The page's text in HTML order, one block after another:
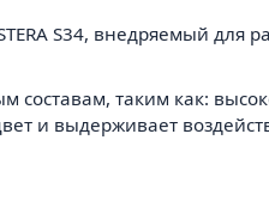
S34, внедряемый для
составам, таким как:
и выдерживает